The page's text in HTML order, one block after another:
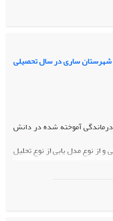
کاهش تفکر غیرمنطقی توصیه می
شهرستان ساری در سال تحصیلی
آموخته شده در دانش
نوع مدل یابی از نوع تحلیل
وجود دارد و مدل پژوهش تایید